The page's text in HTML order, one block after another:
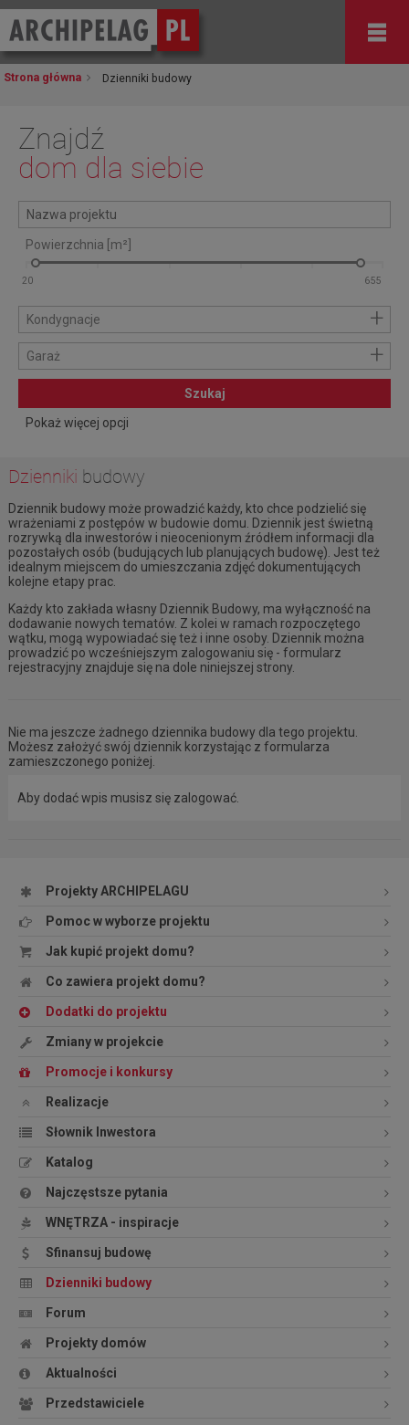
Strona główna Dzienniki budowy
Znajdź
dom dla siebie
Powierzchnia [m²]
Kondygnacje +
Garaż +
Szukaj
Pokaż więcej opcji
Dzienniki budowy
Dziennik budowy może prowadzić każdy, kto chce podzielić się
wrażeniami z postępów w budowie domu. Dziennik jest świetną
rozrywką dla inwestorów i nieocenionym źródłem informacji dla
pozostałych osób (budujących lub planujących budowę). Jest też
idealnym miejscem do umieszczania zdjęć dokumentujących
kolejne etapy prac.
Każdy kto zakłada własny Dziennik Budowy, ma wyłączność na
dodawanie nowych tematów. Z kolei w ramach rozpoczętego
wątku, mogą wypowiadać się też i inne osoby. Dziennik można
prowadzić po wcześniejszym zalogowaniu się - formularz
rejestracyjny znajduje się na dole niniejszej strony.
Nie ma jeszcze żadnego dziennika budowy dla tego projektu.
Możesz założyć swój dziennik korzystając z formularza
zamieszczonego poniżej.
Aby dodać wpis musisz się zalogować.
Projekty ARCHIPELAGU
Pomoc w wyborze projektu
Jak kupić projekt domu?
Co zawiera projekt domu?
Dodatki do projektu
Zmiany w projekcie
Promocje i konkursy
Realizacje
Słownik Inwestora
Katalog
Najczęstsze pytania
WNĘTRZA - inspiracje
Sfinansuj budowę
Dzienniki budowy
Forum
Projekty domów
Aktualności
Przedstawiciele